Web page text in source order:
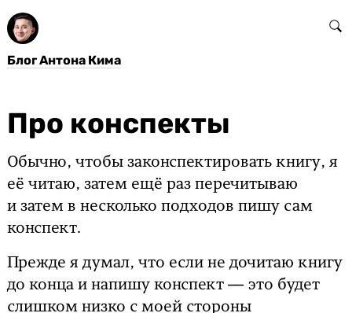
Блог Антона Кима
Про конспекты
Обычно, чтобы законспектировать книгу, я
её читаю, затем ещё раз перечитываю
и затем в несколько подходов пишу сам
конспект.
Прежде я думал, что если не дочитаю книгу
до конца и напишу конспект — это будет
слишком низко с моей стороны